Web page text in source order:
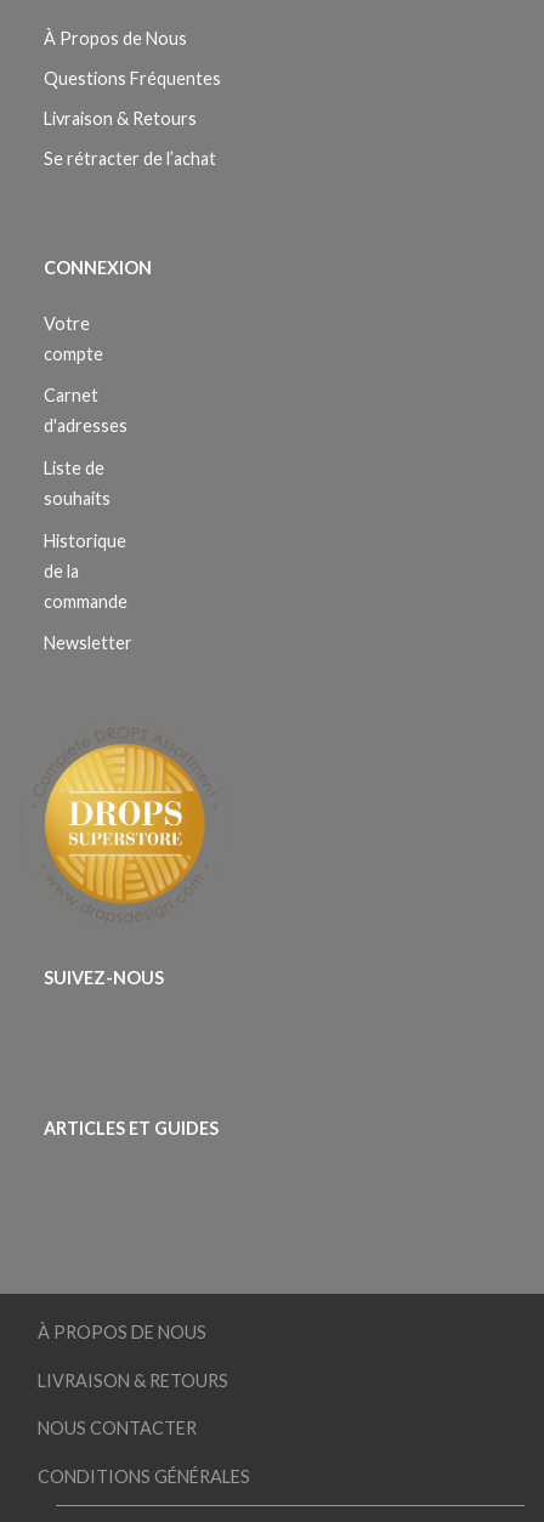
À Propos de Nous
Questions Fréquentes
Livraison & Retours
Se rétracter de l’achat
CONNEXION
Votre
compte
Carnet
d'adresses
Liste de
souhaits
Historique
de la
commande
Newsletter
SUIVEZ-NOUS
ARTICLES ET GUIDES
À PROPOS DE NOUS
LIVRAISON & RETOURS
NOUS CONTACTER
CONDITIONS GÉNÉRALES